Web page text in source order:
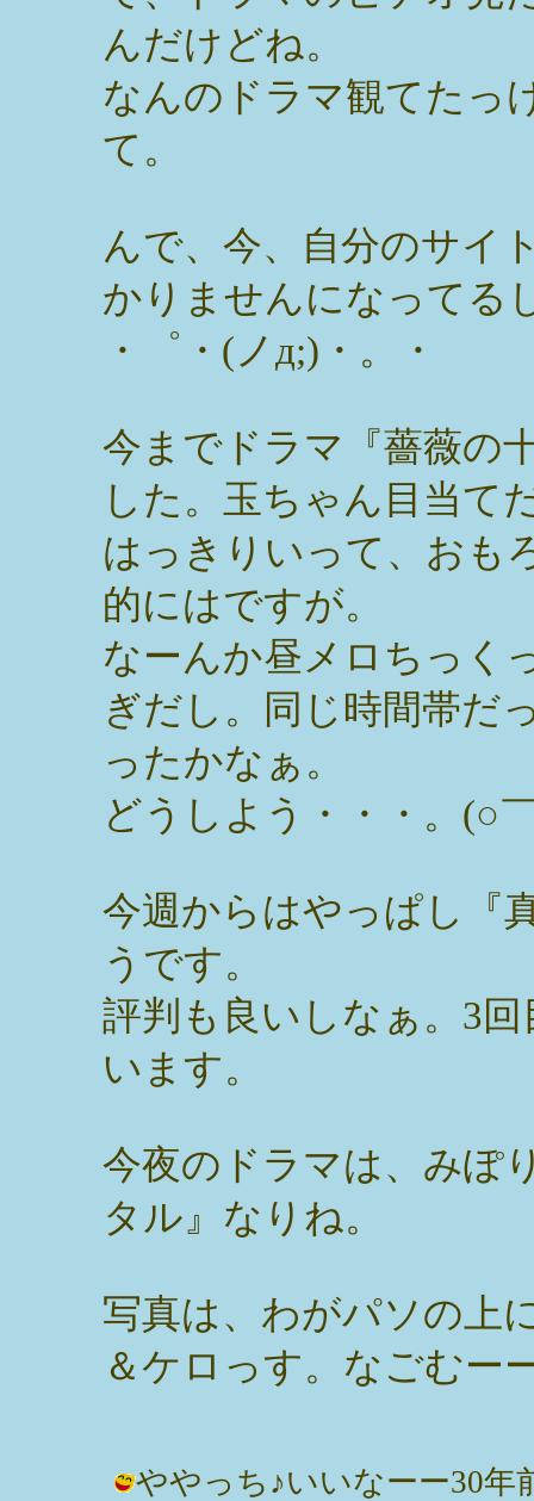
んだけどね。
なんのドラマ観てたっ
て。
んで、今、自分のサイ
かりませんになってる
・゜・(ノд;)・。・
今までドラマ『薔薇の
した。玉ちゃん目当て
はっきりいって、おも
的にはですが。
なーんか昼メロちっく
ぎだし。同じ時間帯だ
ったかなぁ。
どうしよう・・・。(○
今週からはやっぱし『
うです。
評判も良いしなぁ。3
います。
今夜のドラマは、みぽ
タル』なりね。
写真は、わがパソの上
＆ケロっす。なごむー
ややっち♪いいなーー30